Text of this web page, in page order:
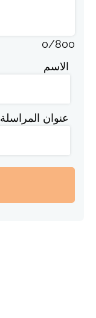
0/800
الاسم
عنوان المراسلة